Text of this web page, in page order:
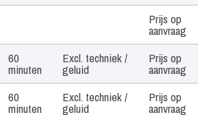
Prijs op
aanvraag
60
minuten
Excl. techniek /
geluid
Prijs op
aanvraag
60
minuten
Excl. techniek /
geluid
Prijs op
aanvraag